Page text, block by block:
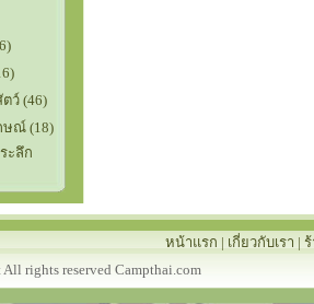
ว์ (46)
ษณ์ (18)
ะลึก
หน้าแรก | เกี่ยวกับเรา |
rights reserved Campthai.com